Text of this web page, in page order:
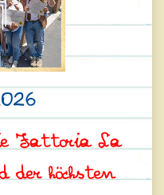
Fattoria La
höchsten